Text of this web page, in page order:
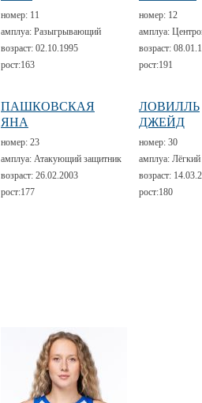
номер: 11
амплуа: Разыгрывающий
возраст: 02.10.1995
рост:163
номер: 12
амплуа:
возраст:
рост:191
ПАШКОВСКАЯ
ЯНА
номер: 23
амплуа: Атакующий защитник
возраст: 26.02.2003
рост:177
ЛОВИЛЛЬ
ДЖЕЙД
номер: 30
амплуа:
возраст:
рост:180